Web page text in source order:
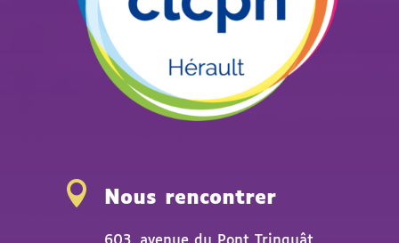
 Nous rencontrer